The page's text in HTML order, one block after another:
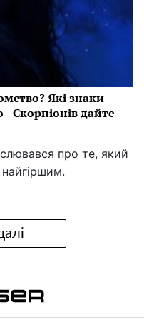
Які знаки
- Скорпіонів дайте
про те, який